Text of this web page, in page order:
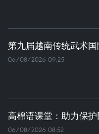
第九届越南传统武术
06/08/2026 09:25
高棉语课堂：助力保
06/08/2026 08:52